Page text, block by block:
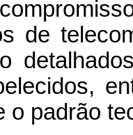
de
o padrão